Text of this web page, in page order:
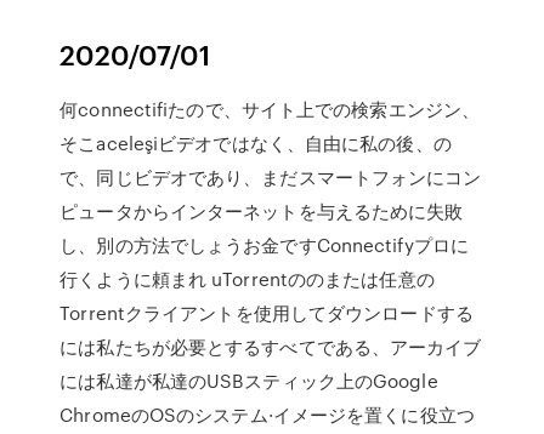
2020/07/01
何connectifiたので、サイト上での検索エンジン、
そこaceleşiビデオではなく、自由に私の後、の
で、同じビデオであり、まだスマートフォンにコン
ピュータからインターネットを与えるために失敗
し、別の方法でしょうお金ですConnectifyプロに
行くように頼まれ uTorrentののまたは任意の
Torrentクライアントを使用してダウンロードする
には私たちが必要とするすべてである、アーカイブ
には私達が私達のUSBスティック上のGoogle
ChromeのOSのシステム·イメージを置くに役立つ